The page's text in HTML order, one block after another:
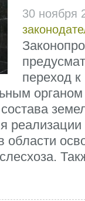
30
переход
органом
реализации
области